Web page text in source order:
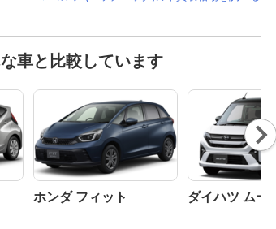
車と比較しています
ホンダ フィット ダイハツ ムーヴ
Nex
t